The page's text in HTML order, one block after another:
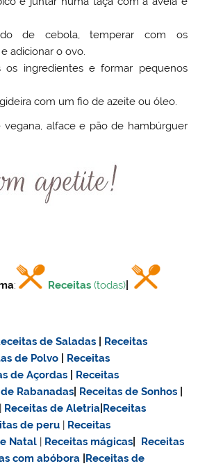
de cebola, temperar com os
adicionar o ovo.
os ingredientes e formar pequenos
com um fio de azeite ou óleo.
vegana, alface e pão de hambúrguer
: Receitas (todas)
de Saladas
Receitas
de Polvo
Receitas
de Açordas
Receitas
Rabanadas Receitas de Sonhos
| Receitas de Aletria Receitas
de peru | Receitas
Natal | Receitas mágicas
Receitas
com abóbora Receitas de